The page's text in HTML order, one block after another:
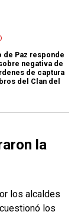
de Paz responde
negativa de
de captura
del Clan del
la
los alcaldes
los